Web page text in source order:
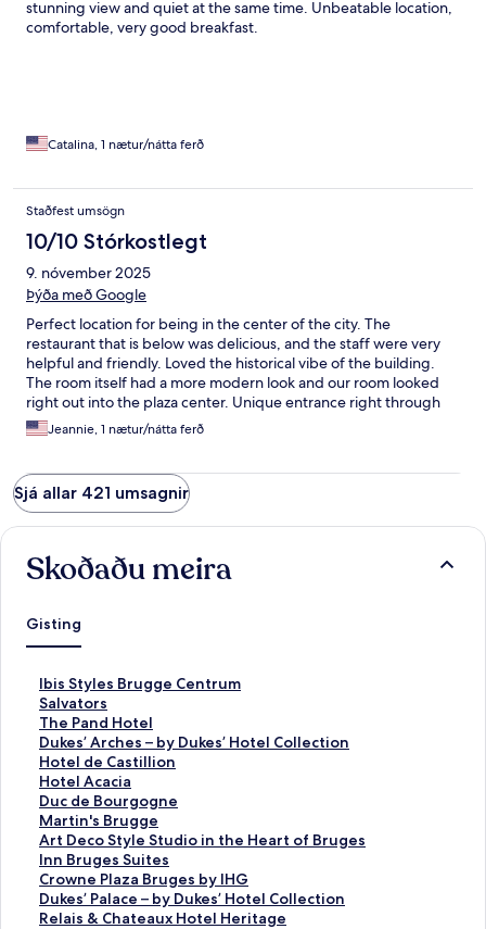
stunning view and quiet at the same time. Unbeatable location,
comfortable, very good breakfast.
Catalina, 1 nætur/nátta ferð
Staðfest umsögn
10/10 Stórkostlegt
9. nóvember 2025
Þýða með Google
Perfect location for being in the center of the city. The
restaurant that is below was delicious, and the staff were very
helpful and friendly. Loved the historical vibe of the building.
The room itself had a more modern look and our room looked
right out into the plaza center. Unique entrance right through
the restaurant. Memorable experience.
Jeannie, 1 nætur/nátta ferð
Sjá allar 421 umsagnir
Skoðaðu meira
Gisting
Ibis Styles Brugge Centrum
H
l
e
k
k
u
r
s
e
m
o
p
n
Salvators
H
l
e
k
k
u
r
s
e
m
o
p
The Pand Hotel
H
l
e
k
k
u
r
s
e
m
o
Dukes’ Arches – by Dukes’ Hotel Collection
H
l
e
k
k
u
r
s
e
m
Hotel de Castillion
H
l
e
k
k
u
r
s
e
Hotel Acacia
H
l
e
k
k
u
r
s
Duc de Bourgogne
H
l
e
k
k
u
r
Martin's Brugge
H
l
e
k
k
u
Art Deco Style Studio in the Heart of Bruges
H
l
e
k
k
Inn Bruges Suites
H
l
e
k
Crowne Plaza Bruges by IHG
H
l
e
Dukes’ Palace – by Dukes’ Hotel Collection
H
lRelais & Chateaux Hotel Heritage
H